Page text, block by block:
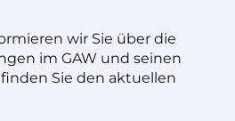
wir Sie über die
im GAW und seinen
Sie den aktuellen